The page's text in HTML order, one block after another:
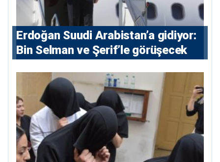
Erdoğan Suudi Arabistan’a gidiyor:
Bin Selman ve Şerif’le görüşecek